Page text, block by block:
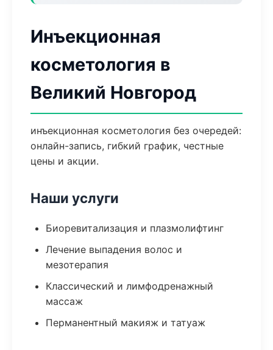
Инъекционная
косметология в
Великий Новгород
инъекционная косметология без очередей:
онлайн-запись, гибкий график, честные
цены и акции.
Наши услуги
Биоревитализация и плазмолифтинг
Лечение выпадения волос и
мезотерапия
Классический и лимфодренажный
массаж
Перманентный макияж и татуаж